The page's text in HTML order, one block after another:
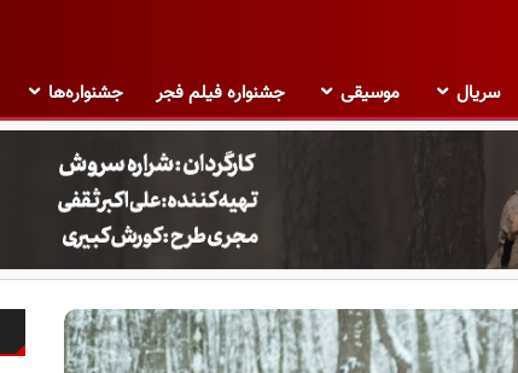
سریال موسیقی جشنواره فیلم فجر جشنواره‌ها